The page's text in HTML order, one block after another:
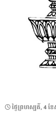
POSTED
ថ្ងៃ​ព្រហស្បតិ៍, 4 ខ